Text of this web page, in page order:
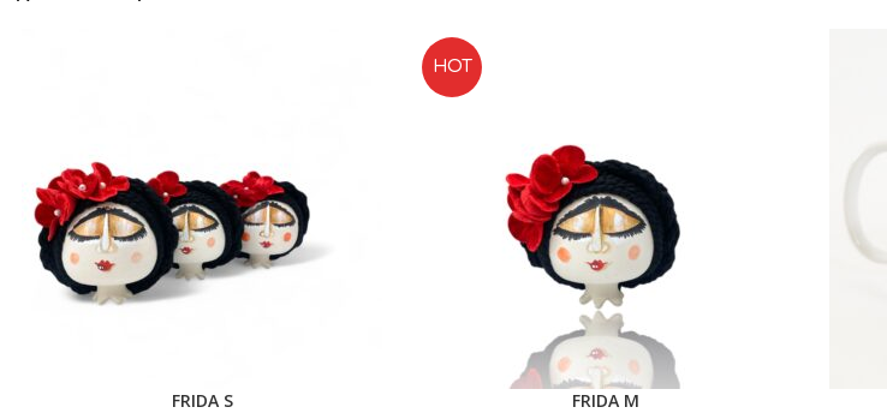
FRIDA S
HOT
FRIDA M